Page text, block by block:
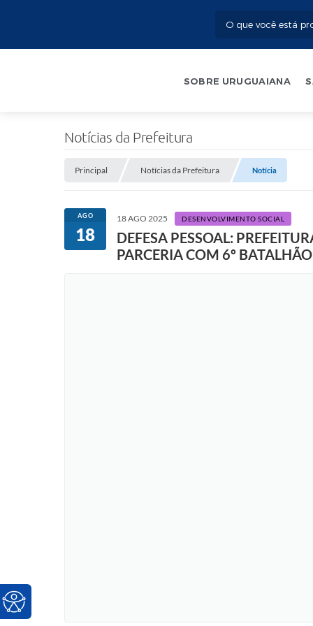
SOBRE URUGUAIANA
Notícias da Prefeitura
Principal Notícias da Prefeitura Notícia
AGO
18
18 AGO 2025 DESENVOLVIMENTO SOCIAL
DEFESA PESSOAL:
PARCERIA COM 6º